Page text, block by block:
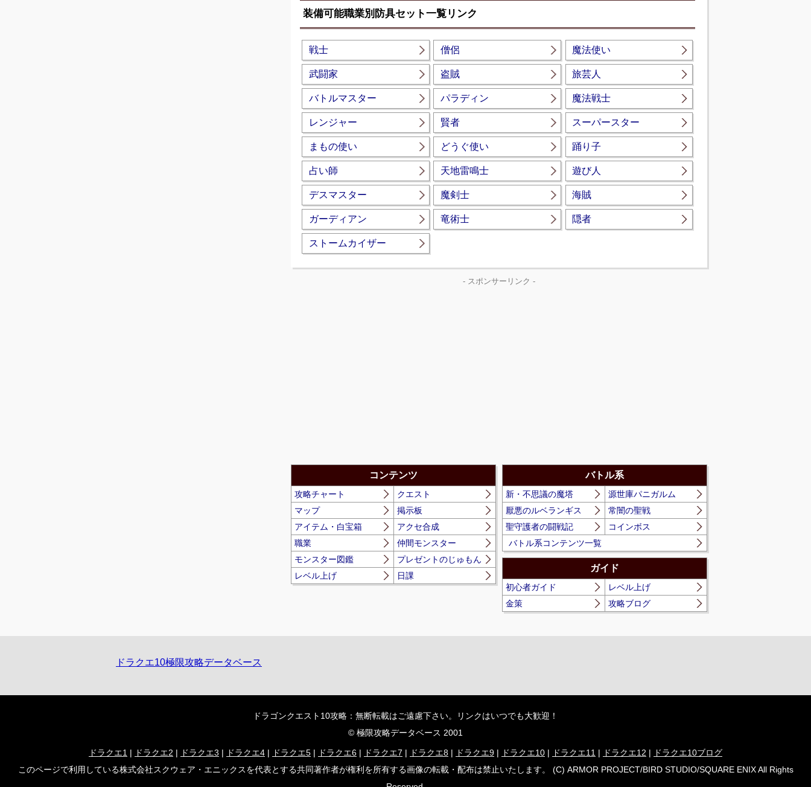
装備可能職業別防具セット一覧リンク
戦士 僧侶 魔法使い
武闘家 盗賊 旅芸人
バトルマスター パラディン 魔法戦士
レンジャー 賢者 スーパースター
まもの使い どうぐ使い 踊り子
占い師 天地雷鳴士 遊び人
デスマスター 魔剣士 海賊
ガーディアン 竜術士 隠者
ストームカイザー
- スポンサーリンク -
コンテンツ
攻略チャート
クエスト
マップ
掲示板
アイテム・白宝箱
アクセ合成
職業
仲間モンスター
モンスター図鑑
プレゼントのじゅもん
レベル上げ
日課
バトル系
新・不思議の魔塔
源世庫パニガルム
厭悪のルベランギス
常闇の聖戦
聖守護者の闘戦記
コインボス
バトル系コンテンツ一覧
ガイド
初心者ガイド
レベル上げ
金策
攻略ブログ
ドラクエ10極限攻略データベース
ドラゴンクエスト10攻略：無断転載はご遠慮下さい。リンクはいつでも大歓迎！
© 極限攻略データベース 2001
ドラクエ1 | ドラクエ2 | ドラクエ3 | ドラクエ4 | ドラクエ5 | ドラクエ6 | ドラクエ7 | ドラクエ8 | ドラクエ9 | ドラクエ10 | ドラクエ11 | ドラクエ12 |
ドラクエ10ブログ
このページで利用している株式会社スクウェア・エニックスを代表とする共同著作者が権利を所有する画像の転載・配布は禁止いたします。 (C) ARMOR PROJECT/BIRD STUDIO/SQUARE ENIX All Rights